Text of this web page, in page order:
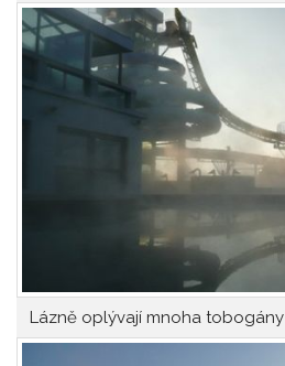
Lázně oplývají mnoha tobogány